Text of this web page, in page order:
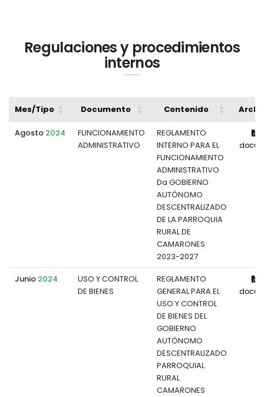
Regulaciones y procedimientos
internos
Mes/Tipo Documento Contenido
Agosto 2024
FUNCIONAMIENTO
ADMINISTRATIVO
REGLAMENTO
INTERNO PARA EL
FUNCIONAMIENTO
ADMINISTRATIVO
Da GOBIERNO
AUTÓNOMO
DESCENTRALIZADO
DE LA PARROQUIA
RURAL DE
CAMARONES
2023-2027
Junio 2024
USO Y CONTROL
DE BIENES
REGLAMENTO
GENERAL PARA EL
USO Y CONTROL
DE BIENES DEL
GOBIERNO
AUTÓNOMO
DESCENTRALIZADO
PARROQUIAL
RURAL
CAMARONES